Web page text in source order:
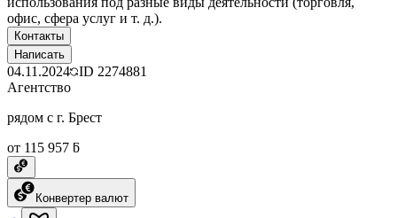
офис, сфера услуг и т. д.).
Контакты
Написать
04.11.2024 ID 2274881
Агентство
рядом с г. Брест
от 115 957 ƃ
Конвертер валют